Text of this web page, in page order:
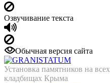
Озвучивание текста
Обычная версия сайта
Установка памятников на всех
кладбищах Крыма